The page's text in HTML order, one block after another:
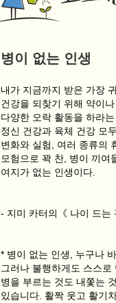
병이 없는 인생
내가 지금까지 받은 가장
건강을 되찾기 위해 약이
다양한 오락 활동을 하라
정신 건강과 육체 건강 모
변화와 실험, 여러 종류의
모험으로 꽉 찬, 병이 끼여
여지가 없는 인생이다.
- 지미 카터의《 나이 드는
* 병이 없는 인생, 누구나
그러나 불행하게도 스스로
병을 부르는 것도 내쫓는
있습니다. 활짝 웃고 활기